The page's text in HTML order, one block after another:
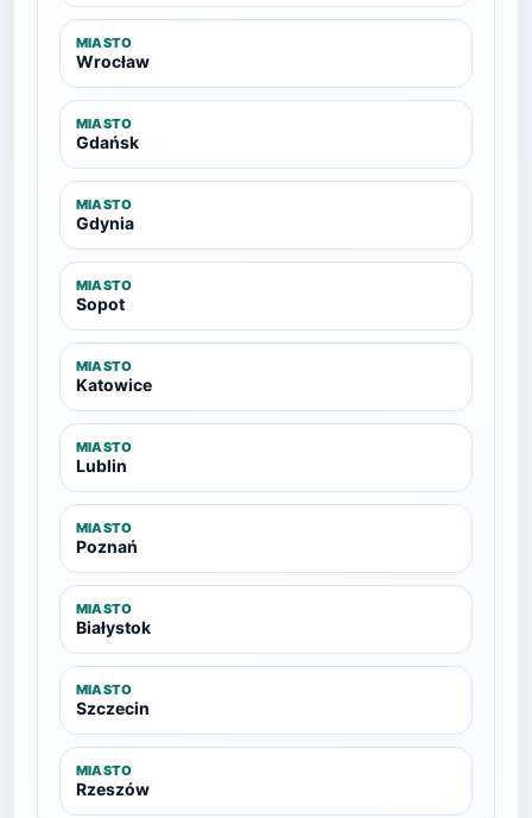
MIASTO
Wrocław
MIASTO
Gdańsk
MIASTO
Gdynia
MIASTO
Sopot
MIASTO
Katowice
MIASTO
Lublin
MIASTO
Poznań
MIASTO
Białystok
MIASTO
Szczecin
MIASTO
Rzeszów